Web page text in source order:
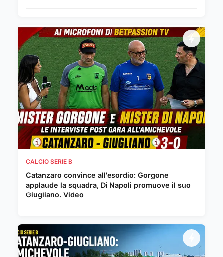
CALCIO SERIE B
Catanzaro convince all'esordio: Gorgone
applaude la squadra, Di Napoli promuove il suo
Giugliano. Video